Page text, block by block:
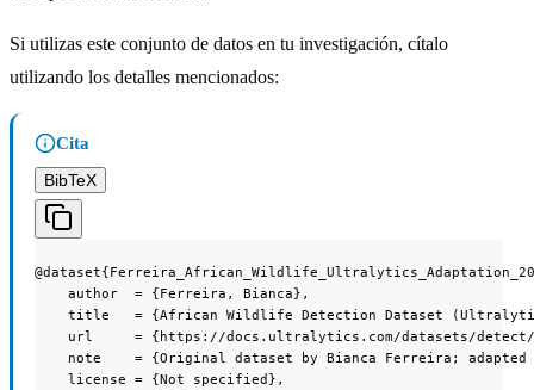
Si utilizas este conjunto de datos en tu investigación, cítalo
utilizando los detalles mencionados:
Cita
BibTeX
    author  = {Ferreira, Bianca},
title   = {African Wildlife Detection Dataset
url     = {https://docs.ultralytics.com/datasets/
note    = {Original dataset by Bianca Ferreira;
    license = {Not specified},